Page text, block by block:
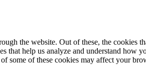
the website. Out of these, the cookies
that help us analyze and understand
some of these cookies may affect your